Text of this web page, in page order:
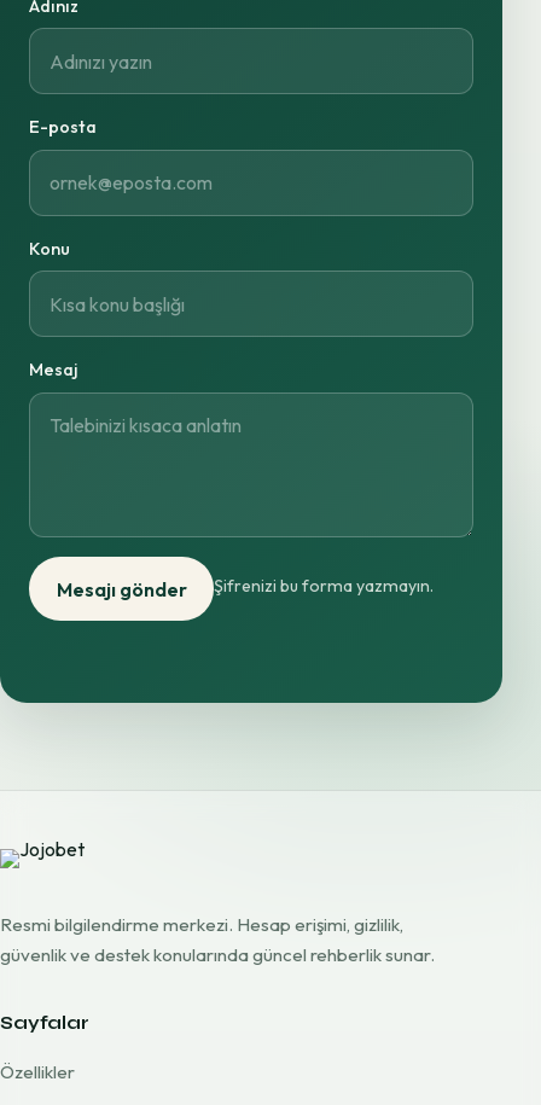
Adınız
E-posta
Konu
Mesaj
Mesajı gönder Şifrenizi bu forma yazmayın.
Resmi bilgilendirme merkezi. Hesap erişimi, gizlilik,
güvenlik ve destek konularında güncel rehberlik sunar.
Sayfalar
Özellikler